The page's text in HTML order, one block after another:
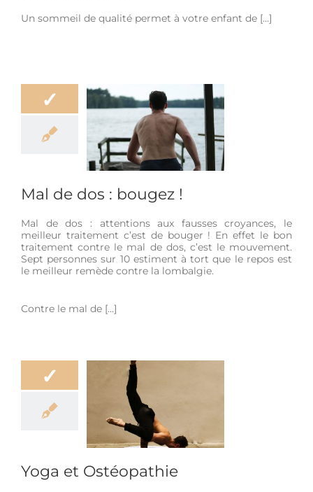
Un sommeil de qualité permet à votre enfant de […]
✓
: bougez !
Mal de dos : bougez !
Mal de dos : attentions aux fausses croyances, le
meilleur traitement c’est de bouger ! En effet le bon
traitement contre le mal de dos, c’est le mouvement.
Sept personnes sur 10 estiment à tort que le repos est
le meilleur remède contre la lombalgie.
Contre le mal de […]
✓
Ostéopathie
Hygiène de vie
Yoga et Ostéopathie